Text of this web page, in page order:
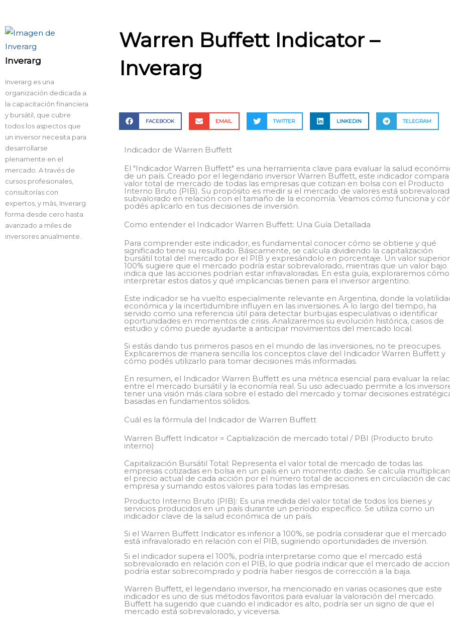
Inverarg
Inverarg es una
organización dedicada a
la capacitación financiera
y bursátil, que cubre
todos los aspectos que
un inversor necesita para
desarrollarse
plenamente en el
mercado. A través de
cursos profesionales,
consultorías con
expertos, y más, Inverarg
forma desde cero hasta
avanzado a miles de
inversores anualmente.
Warren Buffett Indicator –
Inverarg
FACEBOOK EMAIL TWITTER LINKEDIN TELEGRAM
Indicador de Warren Buffett
El "Indicador Warren Buffett" es una herramienta clave para evaluar la salud
de un país. Creado por el legendario inversor Warren Buffett, este indicador
valor total de mercado de todas las empresas que cotizan en bolsa con el Producto
Interno Bruto (PIB). Su propósito es medir si el mercado de valores está
subvalorado en relación con el tamaño de la economía. Veamos cómo funciona y
podés aplicarlo en tus decisiones de inversión.
Como entender el Indicador Warren Buffett: Una Guía Detallada
Para comprender este indicador, es fundamental conocer cómo se obtiene y qué
significado tiene su resultado. Básicamente, se calcula dividiendo la capitalización
bursátil total del mercado por el PIB y expresándolo en porcentaje. Un valor
100% sugiere que el mercado podría estar sobrevalorado, mientras que un valor bajo
indica que las acciones podrían estar infravaloradas. En esta guía, exploraremos cómo
interpretar estos datos y qué implicancias tienen para el inversor argentino.
Este indicador se ha vuelto especialmente relevante en Argentina, donde la
económica y la incertidumbre influyen en las inversiones. A lo largo del tiempo, ha
servido como una referencia útil para detectar burbujas especulativas o identificar
oportunidades en momentos de crisis. Analizaremos su evolución histórica, casos de
estudio y cómo puede ayudarte a anticipar movimientos del mercado local.
Si estás dando tus primeros pasos en el mundo de las inversiones, no te preocupes.
Explicaremos de manera sencilla los conceptos clave del Indicador Warren Buffett y
cómo podés utilizarlo para tomar decisiones más informadas.
En resumen, el Indicador Warren Buffett es una métrica esencial para evaluar la
entre el mercado bursátil y la economía real. Su uso adecuado permite a los
tener una visión más clara sobre el estado del mercado y tomar decisiones
basadas en fundamentos sólidos.
Cuál es la fórmula del Indicador de Warren Buffett
Warren Buffett Indicator = Captialización de mercado total / PBI (Producto bruto
interno)
Capitalización Bursátil Total: Representa el valor total de mercado de todas las
empresas cotizadas en bolsa en un país en un momento dado. Se calcula
el precio actual de cada acción por el número total de acciones en circulación de
empresa y sumando estos valores para todas las empresas.
Producto Interno Bruto (PIB): Es una medida del valor total de todos los bienes y
servicios producidos en un país durante un período específico. Se utiliza como un
indicador clave de la salud económica de un país.
Si el Warren Buffett Indicator es inferior a 100%, se podría considerar que el mercado
está infravalorado en relación con el PIB, sugiriendo oportunidades de inversión.
Si el indicador supera el 100%, podría interpretarse como que el mercado está
sobrevalorado en relación con el PIB, lo que podría indicar que el mercado de
podría estar sobrecomprado y podría haber riesgos de corrección a la baja.
Warren Buffett, el legendario inversor, ha mencionado en varias ocasiones que este
indicador es uno de sus métodos favoritos para evaluar la valoración del mercado.
Buffett ha sugerido que cuando el indicador es alto, podría ser un signo de que el
mercado está sobrevalorado, y viceversa.